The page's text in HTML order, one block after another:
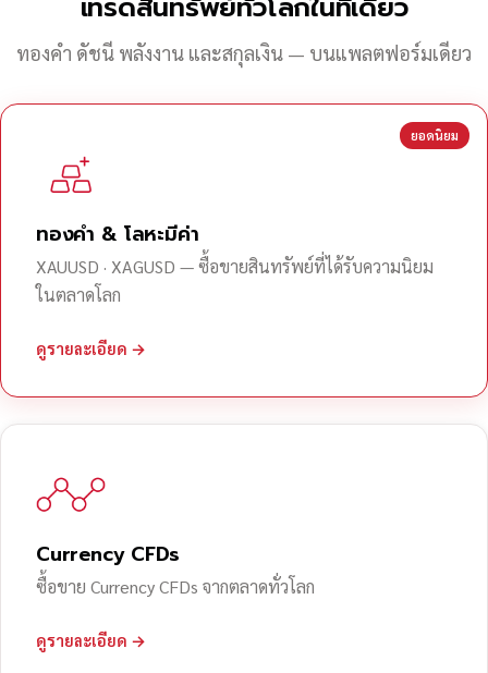
ทองคำ ดัชนี พลังงาน และสกุลเงิน — บนแพลตฟอร์มเดียว
ยอดนิยม
ทองคำ & โลหะมีค่า
XAUUSD · XAGUSD — ซื้อขายสินทรัพย์ที่ได้รับความนิยม
ในตลาดโลก
ดูรายละเอียด →
Currency CFDs
ซื้อขาย Currency CFDs จากตลาดทั่วโลก
ดูรายละเอียด →